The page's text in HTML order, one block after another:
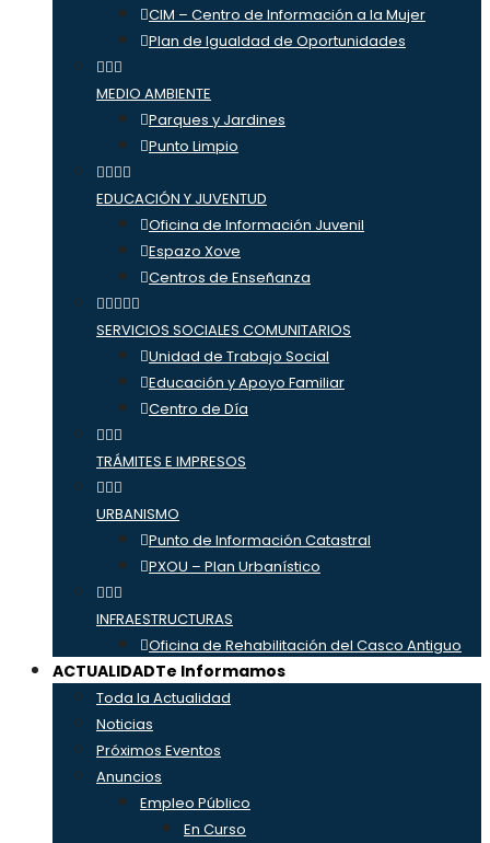
CIM – Centro de Información a la Mujer
Plan de Igualdad de Oportunidades
MEDIO AMBIENTE
Parques y Jardines
Punto Limpio
EDUCACIÓN Y JUVENTUD
Oficina de Información Juvenil
Espazo Xove
Centros de Enseñanza
SERVICIOS SOCIALES COMUNITARIOS
Unidad de Trabajo Social
Educación y Apoyo Familiar
Centro de Día
TRÁMITES E IMPRESOS
URBANISMO
Punto de Información Catastral
PXOU – Plan Urbanístico
INFRAESTRUCTURAS
Oficina de Rehabilitación del Casco Antiguo
ACTUALIDADTe Informamos
Toda la Actualidad
Noticias
Próximos Eventos
Anuncios
Empleo Público
En Curso